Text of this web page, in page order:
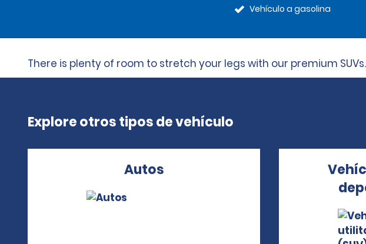
Vehículo a gasolina
There is plenty of room to stretch your legs with our premium
Explore otros tipos de vehículo
Autos